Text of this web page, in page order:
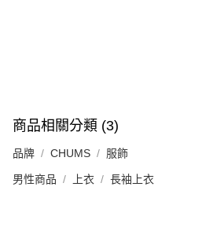
商品相關分類 (3)
品牌 CHUMS 服飾
男性商品 上衣 長袖上衣